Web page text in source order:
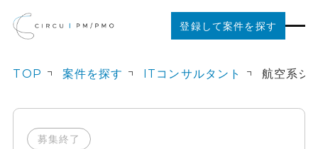
登録して案件を探す
ご利用の流れ
TOP 案件を探す ITコンサルタント
募集終了